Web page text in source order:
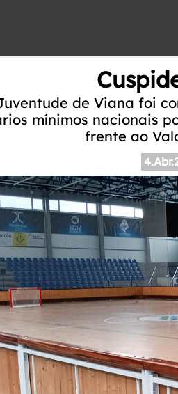
de Viana foi
mínimos nacionais
frente ao